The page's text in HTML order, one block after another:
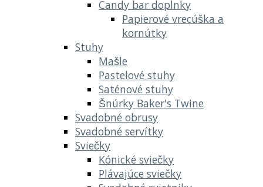
Candy bar doplnky
Papierové vrecúška a
kornútky
Stuhy
Mašle
Pastelové stuhy
Saténové stuhy
Šnúrky Baker's Twine
Svadobné obrusy
Svadobné servítky
Sviečky
Kónické sviečky
Plávajúce sviečky